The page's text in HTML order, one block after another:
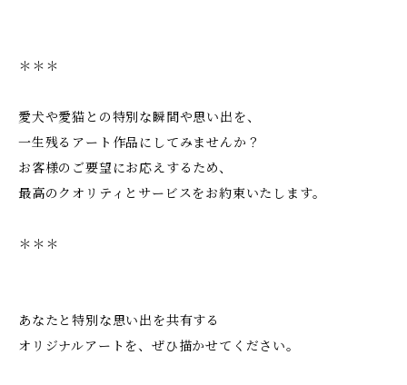
＊＊＊
愛犬や愛猫との特別な瞬間や思い出を、
一生残るアート作品にしてみませんか？
お客様のご要望にお応えするため、
最高のクオリティとサービスをお約束いたします。
＊＊＊
あなたと特別な思い出を共有する
オリジナルアートを、ぜひ描かせてください。